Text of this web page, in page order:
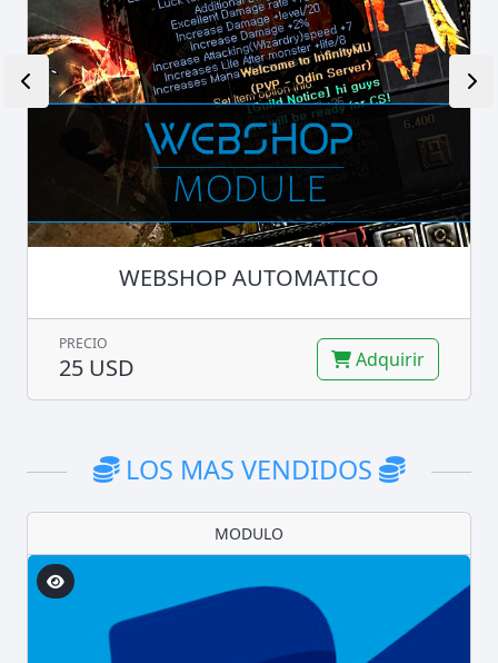
WEBSHOP AUTOMATICO
PRECIO
25 USD Adquirir
LOS MAS VENDIDOS
MODULO